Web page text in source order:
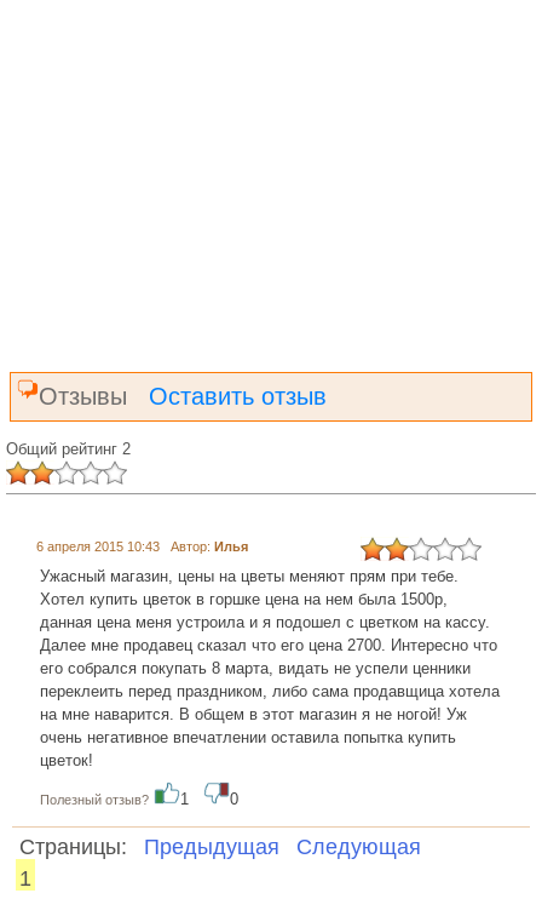
Отзывы Оставить отзыв
Общий рейтинг 2
6 апреля 2015 10:43 Автор: Илья
Ужасный магазин, цены на цветы меняют прям при тебе.
Хотел купить цветок в горшке цена на нем была 1500р,
данная цена меня устроила и я подошел с цветком на кассу.
Далее мне продавец сказал что его цена 2700. Интересно что
его собрался покупать 8 марта, видать не успели ценники
переклеить перед праздником, либо сама продавщица хотела
на мне наварится. В общем в этот магазин я не ногой! Уж
очень негативное впечатлении оставила попытка купить
цветок!
Полезный отзыв? 1 0
Страницы: Предыдущая
Следующая
1